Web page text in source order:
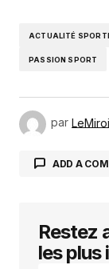
ACTUALITÉ
PASSION SPORT
par
ADD A
Votre
champs
Restez
les